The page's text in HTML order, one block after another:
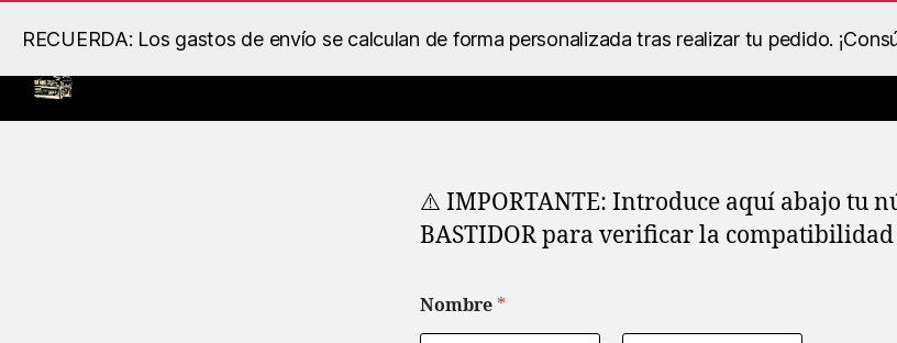
RECUERDA: Los gastos de envío se calculan de forma personalizada tras realizar tu pedido.
⚠️ IMPORTANTE: Introduce aquí abajo tu
BASTIDOR para verificar la compatibilidad
*
d
Nombre *